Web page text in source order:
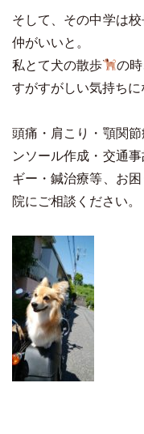
そして、その中学は
仲がいいと。
私とて犬の散歩
の
すがすがしい気持ちに
頭痛・肩こり・顎関
ンソール作成・交通
ギー・鍼治療等、お
院にご相談ください。